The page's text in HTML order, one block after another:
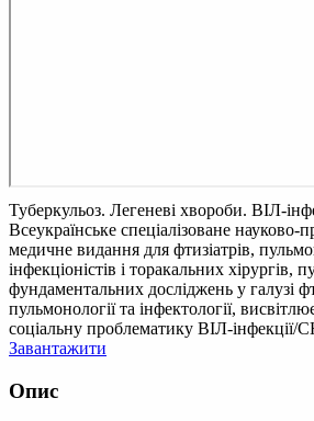
Туберкульоз. Легеневі хвороби. ВІЛ-
Всеукраїнське спеціалізоване науково-
медичне видання для фтизіатрів,
інфекціоністів і торакальних хірургів,
фундаментальних досліджень у галузі
пульмонології та інфектології,
соціальну проблематику ВІЛ-інфекції/
Завантажити
Опис